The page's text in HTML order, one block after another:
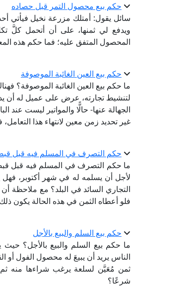
حكم بيع محصول التمر قبل حصاده
سائل يقول: أمتلك مزرعة نخيل فيأتي
ويدفع لي ثمنها، على أن أتحمل كلَّ
المحصول المتفق عليه؛ فما حكم هذه
حكم بيع العين الغائبة الموصوفة
ما حكم بيع العين الغائبة الموصوفة؟
لتنشيط تجارته، عرض على عميل له أن
الجهالة عنها- حالًّا والمواتير ليست عند
غير تحديد زمن معين لانتهاء هذا
حكم التصرف في المسلم فيه قبل
لأجل أن يسلمه له في شهر أكتوبر، فهل
التجاري السائد في البلد؟ مع ملاحظة
فلو أعطاه الثمن في هذه الحالة يكون ذلك
حكم بيع السلم والبيع بالأجل
ما حكم بيع السلم والبيع بالأجل؟ حيث
الناس يريد أن يبيعَ له محصول الفول
ثمن مُعَيَّن لسلعة يرغب شراءها منه ثم
شرعًا؟